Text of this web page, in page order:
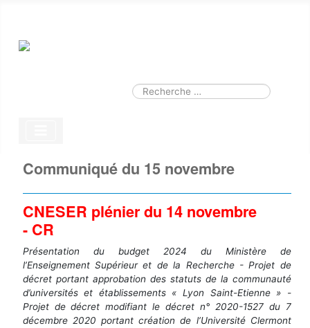
Valider
Communiqué du 15 novembre
CNESER plénier du 14 novembre
- CR
Présentation du budget 2024 du Ministère de
l’Enseignement Supérieur et de la Recherche - Projet de
décret portant approbation des statuts de la communauté
d’universités et établissements « Lyon Saint-Etienne » -
Projet de décret modifiant le décret n° 2020-1527 du 7
décembre 2020 portant création de l’Université Clermont